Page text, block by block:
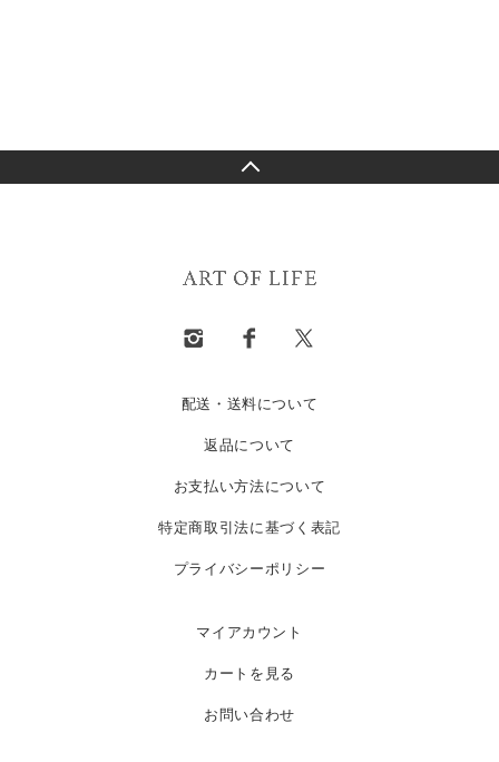
配送・送料について
返品について
お支払い方法について
特定商取引法に基づく表記
プライバシーポリシー
マイアカウント
カートを見る
お問い合わせ